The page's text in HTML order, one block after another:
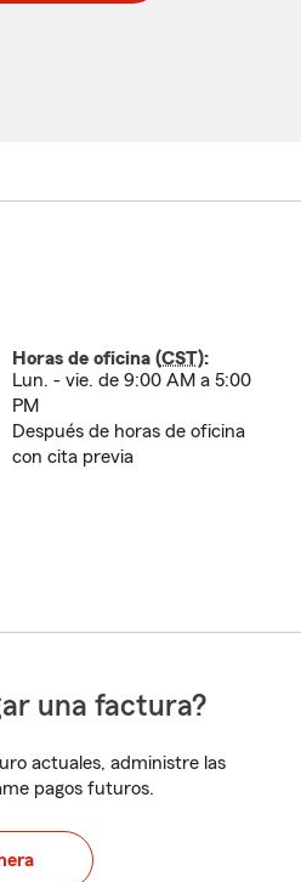
Horas de oficina (CST):
Lun. - vie. de 9:00 AM a 5:00
PM
Después de horas de oficina
con cita previa
una factura?
actuales, administre las
pagos futuros.